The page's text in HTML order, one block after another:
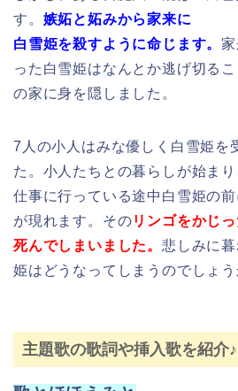
主題歌の歌詞や挿入歌を紹介♪
歌とほほえみと
作曲：ラリー・モーリー
歌を歌い ほほえむとき
苦しみは消えて 日が光る
歌を歌い ほほえむとき
喜びが胸で 目を覚ます
やがて朝がくる